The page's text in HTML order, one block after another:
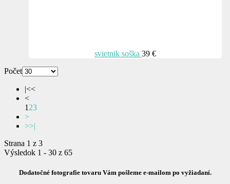
svietnik soška 39 €
Počet
|<<
<
1 23
>
>>|
Strana 1 z 3
Výsledok 1 - 30 z 65
Dodatočné fotografie tovaru Vám pošleme e-mailom po vyžiadaní.